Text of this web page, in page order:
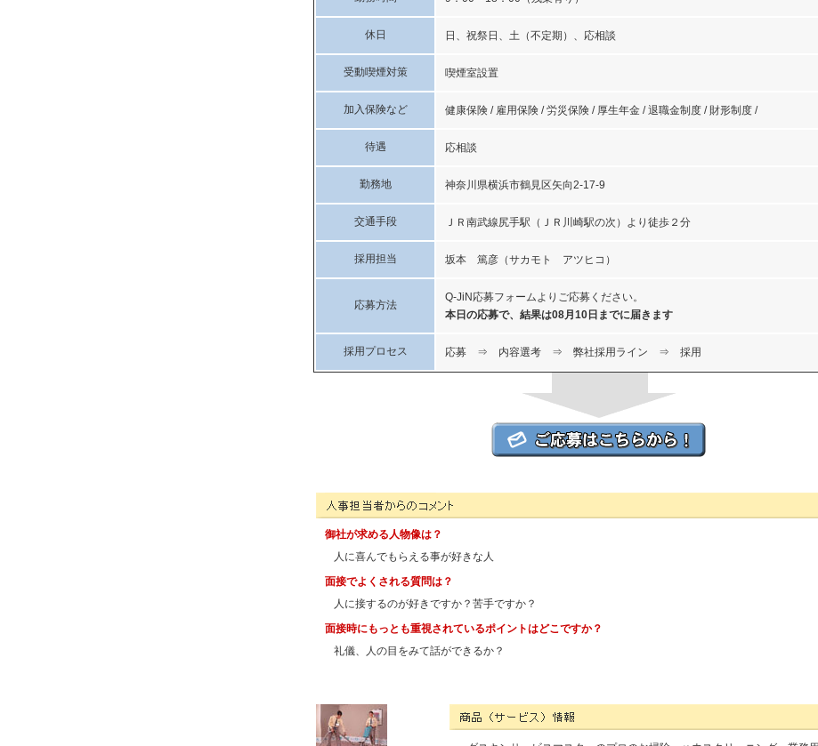
休日 日、祝祭日、土（不定期）、応相談
受動喫煙対策 喫煙室設置
加入保険など 健康保険 / 雇用保険 / 労災保険 / 厚生年金 / 退職金制度 / 財形制度 /
待遇 応相談
勤務地 神奈川県横浜市鶴見区矢向2-17-9
交通手段 ＪＲ南武線尻手駅（ＪＲ川崎駅の次）より徒歩２分
採用担当 坂本 篤彦（サカモト アツヒコ）
応募方法
Q-JiN応募フォームよりご応募ください。
本日の応募で、結果は08月10日までに届きます
採用プロセス 応募 ⇒ 内容選考 ⇒ 弊社採用ライン ⇒ 採用
御社が求める人物像は？
人に喜んでもらえる事が好きな人
面接でよくされる質問は？
人に接するのが好きですか？苦手ですか？
面接時にもっとも重視されているポイントはどこですか？
礼儀、人の目をみて話ができるか？